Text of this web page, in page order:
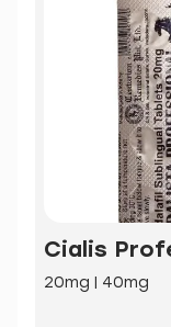
Cialis
20mg | 40mg